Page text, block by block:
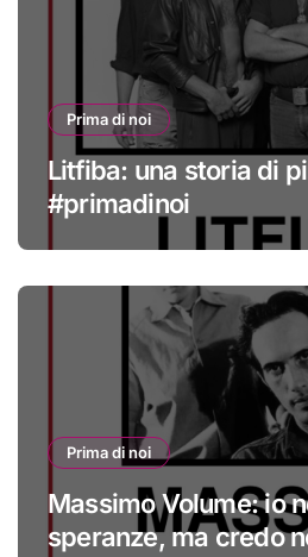
Prima di noi
Litfiba: una storia di
#primadinoi
Prima di noi
Massimo Volume: io
speranze, ma credo